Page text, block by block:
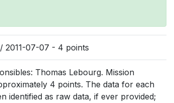
2011-07-07 - 4 points
Thomas Lebourg. Mission
4 points. The data for each
identified as raw data, if ever provided;